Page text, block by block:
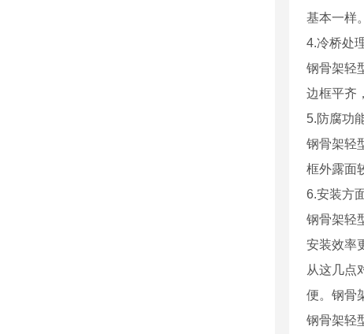
基本一样。
4.冷桥处
钢骨架轻
边框平齐
5.防腐功
钢骨架轻
框外露面
6.安装方
钢骨架轻
安装效率
从这几点
便。钢骨
钢骨架轻